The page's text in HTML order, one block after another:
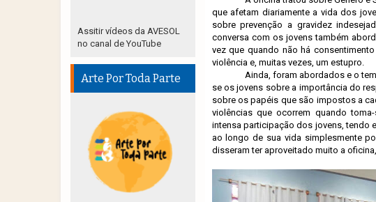
que afetam diariamente a vida dos
sobre prevenção a gravidez
conversa com os jovens também
vez que quando não há
violência e, muitas vezes, um estupro.
Ainda, foram abordados e o
se os jovens sobre a importância do
sobre os papéis que são impostos a
violências que ocorrem quando
intensa participação dos jovens, tendo
ao longo de sua vida simplesmente
disseram ter aproveitado muito a
Assitir vídeos da AVESOL
no canal de YouTube
Arte Por Toda Parte